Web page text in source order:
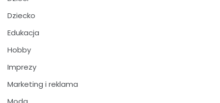
Dziecko
Edukacja
Hobby
Imprezy
Marketing i reklama